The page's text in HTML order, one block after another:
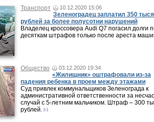
Транспорт
10.12.2020 15:06
Зеленоградец заплатил 350
рублей за более полусотни нарушений
Владелец кроссовера Audi Q7 погасил долги
десяткам штрафов только после ареста
Общество 03.12.2020 19:34
«Жилищник» оштрафовали из-за
падения ребенка в проем между этажами
Суд привлек коммунальщиков Зеленограда к
административной ответственности за
случай с 5-летним мальчиком. Штраф – 300
рублей.